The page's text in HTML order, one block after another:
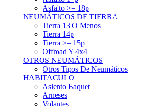
NEUMÁTICOS DE TIERRA
Tierra 13 O Menos
Tierra 14p
Tierra >= 15p
Offroad Y 4x4
OTROS NEUMÁTICOS
Otros Tipos De Neumáticos
HABITACULO
Asiento Baquet
Arneses
Volantes
Pedales